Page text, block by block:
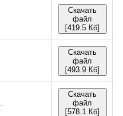
Скачать
файл
[419.5 Кб]
Скачать
файл
[493.9 Кб]
Скачать
файл
[578.1 Кб]